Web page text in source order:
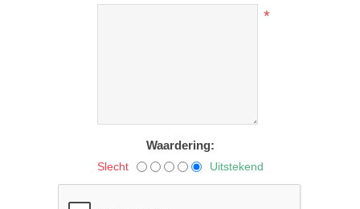
*
Waardering:
Slecht Uitstekend